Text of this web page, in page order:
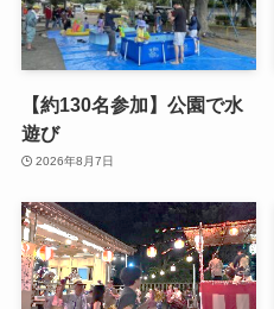
【約130名参加】公園で水
遊び
2026年8月7日